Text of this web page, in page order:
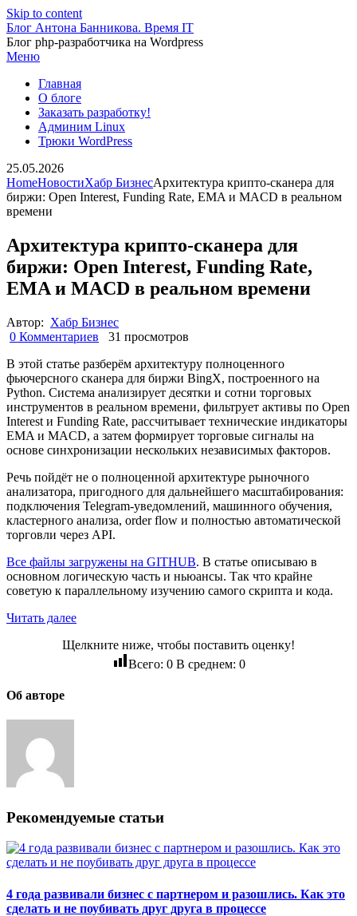
Skip to content
Блог Антона Банникова. Время IT
Блог php-разработчика на Wordpress
Меню
Главная
О блоге
Заказать разработку!
Админим Linux
Трюки WordPress
25.05.2026
HomeНовостиХабр БизнесАрхитектура крипто-сканера для
биржи: Open Interest, Funding Rate, EMA и MACD в реальном
времени
Архитектура крипто-сканера для
биржи: Open Interest, Funding Rate,
EMA и MACD в реальном времени
Автор: Хабр Бизнес
0 Комментариев
31 просмотров
В этой статье разберём архитектуру полноценного
фьючерсного сканера для биржи BingX, построенного на
Python. Система анализирует десятки и сотни торговых
инструментов в реальном времени, фильтрует активы по Open
Interest и Funding Rate, рассчитывает технические индикаторы
EMA и MACD, а затем формирует торговые сигналы на
основе синхронизации нескольких независимых факторов.
Речь пойдёт не о полноценной архитектуре рыночного
анализатора, пригодного для дальнейшего масштабирования:
подключения Telegram-уведомлений, машинного обучения,
кластерного анализа, order flow и полностью автоматической
торговли через API.
Все файлы загружены на GITHUB. В статье описываю в
основном логическую часть и ньюансы. Так что крайне
советую к параллельному изучению самого скрипта и кода.
Читать далее
Щелкните ниже, чтобы поставить оценку!
Всего: 0В среднем: 0
Об авторе
Рекомендуемые статьи
4 года развивали бизнес с партнером и разошлись. Как это
сделать и не поубивать друг друга в процессе